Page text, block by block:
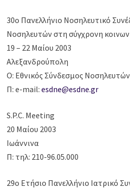
30ο Πανελλήνιο Νοσηλευτικό
Νοσηλευτών στη σύγχρονη
19 – 22 Μαίου 2003
Αλεξανδρούπολη
Ο: Εθνικός Σύνδεσμος
Π: e-mail:esdne@esdne.gr
S.P.C. Meeting
20 Μαίου 2003
Ιωάννινα
Π: τηλ: 210-96.05.000
29ο Ετήσιο Πανελλήνιο Ιατρικό